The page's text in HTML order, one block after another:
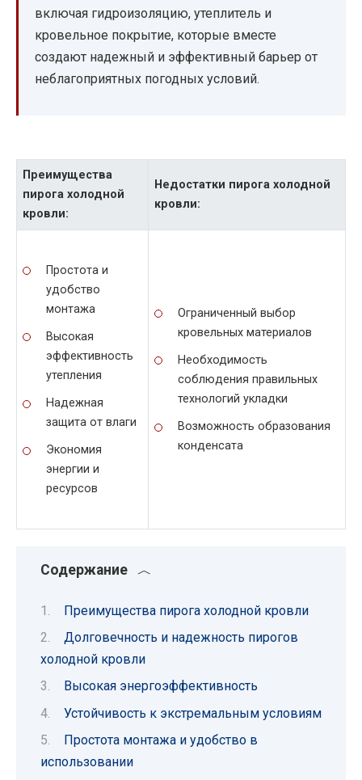
включая гидроизоляцию, утеплитель и
кровельное покрытие, которые вместе
создают надежный и эффективный барьер от
неблагоприятных погодных условий.
Преимущества
пирога холодной
кровли:
Недостатки пирога холодной
кровли:
Простота и
удобство
монтажа
Высокая
эффективность
утепления
Надежная
защита от влаги
Экономия
энергии и
ресурсов
Ограниченный выбор
кровельных материалов
Необходимость
соблюдения правильных
технологий укладки
Возможность образования
конденсата
Содержание
Преимущества пирога холодной кровли
Долговечность и надежность пирогов
холодной кровли
Высокая энергоэффективность
Устойчивость к экстремальным условиям
Простота монтажа и удобство в
использовании